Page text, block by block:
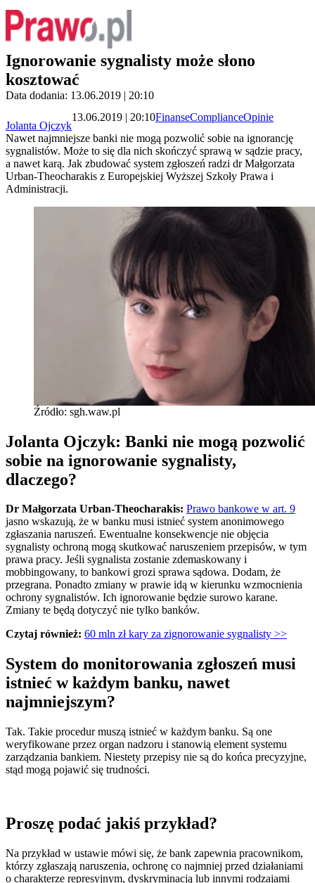
Ignorowanie sygnalisty może słono
kosztować
Data dodania: 13.06.2019 | 20:10
Jolanta Ojczyk
13.06.2019 | 20:10FinanseComplianceOpinie
Nawet najmniejsze banki nie mogą pozwolić sobie na ignorancję
sygnalistów. Może to się dla nich skończyć sprawą w sądzie pracy,
a nawet karą. Jak zbudować system zgłoszeń radzi dr Małgorzata
Urban-Theocharakis z Europejskiej Wyższej Szkoły Prawa i
Administracji.
Źródło: sgh.waw.pl
Jolanta Ojczyk: Banki nie mogą pozwolić
sobie na ignorowanie sygnalisty,
dlaczego?
Dr Małgorzata Urban-Theocharakis: Prawo bankowe w art. 9
jasno wskazują, że w banku musi istnieć system anonimowego
zgłaszania naruszeń. Ewentualne konsekwencje nie objęcia
sygnalisty ochroną mogą skutkować naruszeniem przepisów, w tym
prawa pracy. Jeśli sygnalista zostanie zdemaskowany i
mobbingowany, to bankowi grozi sprawa sądowa. Dodam, że
przegrana. Ponadto zmiany w prawie idą w kierunku wzmocnienia
ochrony sygnalistów. Ich ignorowanie będzie surowo karane.
Zmiany te będą dotyczyć nie tylko banków.
Czytaj również: 60 mln zł kary za zignorowanie sygnalisty >>
System do monitorowania zgłoszeń musi
istnieć w każdym banku, nawet
najmniejszym?
Tak. Takie procedur muszą istnieć w każdym banku. Są one
weryfikowane przez organ nadzoru i stanowią element systemu
zarządzania bankiem. Niestety przepisy nie są do końca precyzyjne,
stąd mogą pojawić się trudności.
Proszę podać jakiś przykład?
Na przykład w ustawie mówi się, że bank zapewnia pracownikom,
którzy zgłaszają naruszenia, ochronę co najmniej przed działaniami
o charakterze represyjnym, dyskryminacją lub innymi rodzajami